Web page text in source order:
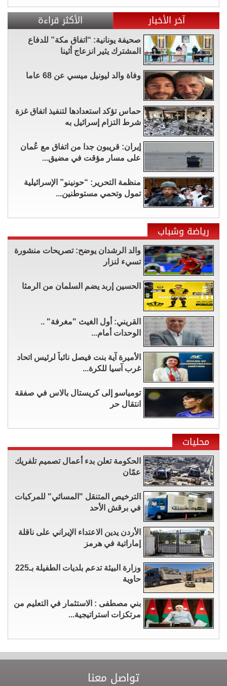
آخر الأخبار الأكثر قراءة
صحيفة يونانية: “اتفاق مكة” للدفاع
المشترك يثير انزعاج أثينا
وفاة والد ليونيل ميسي عن 68 عاما
حماس تؤكد استعدادها لتنفيذ اتفاق غزة
شرط التزام إسرائيل به
إيران: قريبون جدا من اتفاق مع عُمان
على مسار مؤقت في مضيق...
منظمة التحرير: “حونينو” الإسرائيلية
تمول وتحمي مستوطنين...
رياضة وشباب
والد الرشدان يوضح: تصريحات منشورة
تسيء لنزار
الحسين إربد يضم السلمان من الرمثا
القريني: أول الغيث "مغرفة" ..
الوحدات أمام...
الأميرة آية بنت فيصل نائباً لرئيس اتحاد
غرب آسيا للكرة...
تومياسو إلى كريستال بالاس في صفقة
انتقال حر
محليات
الحكومة تعلن بدء أعمال تصميم تلفريك
عمّان
الترخيص المتنقل "المسائي" للمركبات
في برقش الأحد
الأردن يدين الاعتداء الإيراني على ناقلة
إماراتية في هرمز
وزارة البيئة تدعم بلديات الطفيلة بـ225
حاوية
بني مصطفى : الاستثمار في التعليم من
مرتكزات استراتيجية...
تواصل معنا